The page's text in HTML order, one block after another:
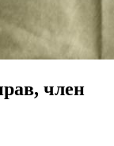
член